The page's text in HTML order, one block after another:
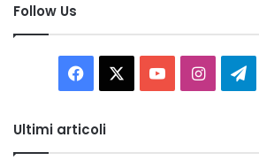
Follow Us
Facebook You
Ultimi articoli